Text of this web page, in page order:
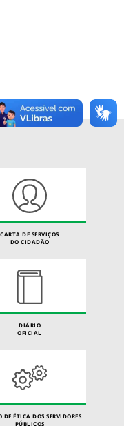
CARTA DE SERVIÇOS
DO CIDADÃO
DIÁRIO
OFICIAL
DE ÉTICA DOS SERVIDORES
PÚBLICOS